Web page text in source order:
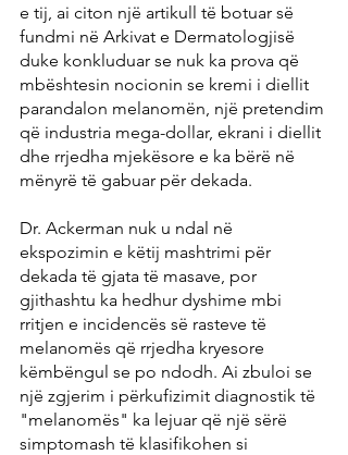
e tij, ai citon një artikull të botuar së
fundmi në Arkivat e Dermatologjisë
duke konkluduar se nuk ka prova që
mbështesin nocionin se kremi i diellit
parandalon melanomën, një pretendim
që industria mega-dollar, ekrani i diellit
dhe rrjedha mjekësore e ka bërë në
mënyrë të gabuar për dekada.
Dr. Ackerman nuk u ndal në
ekspozimin e këtij mashtrimi për
dekada të gjata të masave, por
gjithashtu ka hedhur dyshime mbi
rritjen e incidencës së rasteve të
melanomës që rrjedha kryesore
këmbëngul se po ndodh. Ai zbuloi se
një zgjerim i përkufizimit diagnostik të
"melanomës" ka lejuar që një sërë
simptomash të klasifikohen si